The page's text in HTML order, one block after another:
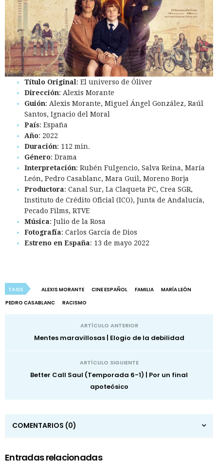
Título Original: El universo de Óliver
Dirección: Alexis Morante
Guión: Alexis Morante, Miguel Ángel González, Raúl
Santos, Ignacio del Moral
País: España
Año: 2022
Duración: 112 min.
Género: Drama
Interpretación: Rubén Fulgencio, Salva Reina, María
León, Pedro Casablanc, Mara Guil, Moreno Borja
Productora: Canal Sur, La Claqueta PC, Crea SGR,
Instituto de Crédito Oficial (ICO), Junta de Andalucía,
Pecado Films, RTVE
Música: Julio de la Rosa
Fotografía: Carlos García de Dios
Estreno en España: 13 de mayo 2022
TAGS ALEXIS MORANTE CINE ESPAÑOL FAMILIA
MARÍA LEÓN
PEDRO CASABLANC
RACISMO
ARTÍCULO ANTERIOR
Mentes maravillosas | Elogio de la debilidad
ARTÍCULO SIGUIENTE
Better Call Saul (Temporada 6-1) | Por un final
apoteósico
COMENTARIOS (0)
Entradas relacionadas